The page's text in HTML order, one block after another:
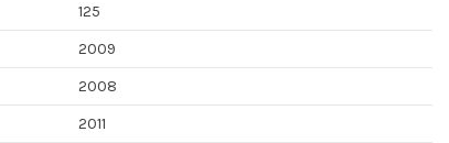
125
2009
2008
2011